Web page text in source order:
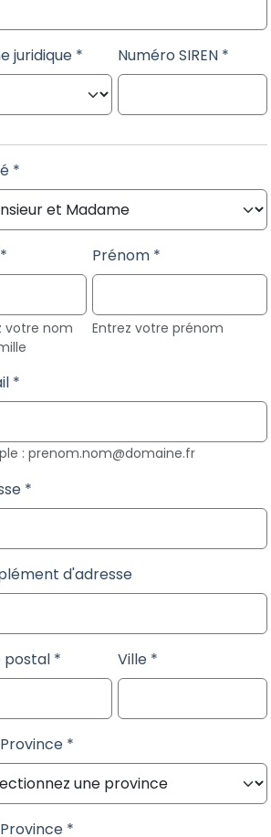
juridique Numéro SIREN
votre nom
Prénom
Entrez votre prénom
: prenom.nom@domaine.fr
d'adresse
postal Ville